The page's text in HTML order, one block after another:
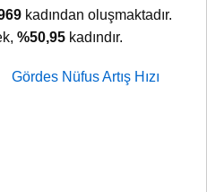
kadından oluşmaktadır.
%50,95 kadındır.
Gördes Nüfus Artış Hızı